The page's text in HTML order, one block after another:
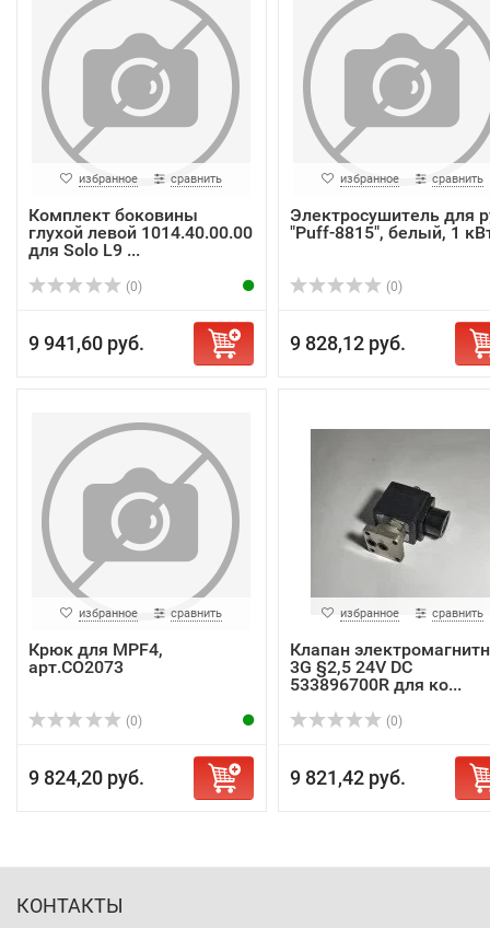
избранное сравнить
Комплект боковины
глухой левой 1014.40.00.00
для Solo L9 ...
(0)
9 941,60 руб.
избранное сравнить
Электросушитель для
"Puff-8815", белый, 1
(0)
9 828,12 руб.
избранное сравнить
Крюк для MPF4,
арт.CO2073
(0)
9 824,20 руб.
избранное сравнить
Клапан
3G §2,5 24V DC
533896700R для ко...
(0)
9 821,42 руб.
КОНТАКТЫ